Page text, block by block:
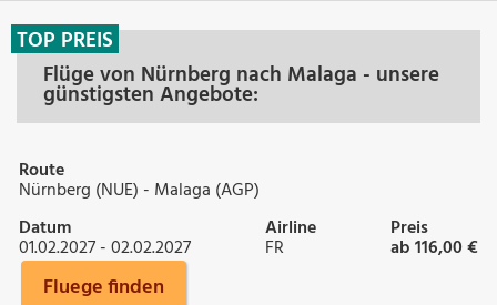
Flüge von Nürnberg nach Malaga - unsere
günstigsten Angebote:
TOP PREIS
Route
Nürnberg (NUE) - Malaga (AGP)
Datum
01.02.2027 - 02.02.2027
Airline
FR
Preis
ab 116,00 €
Fluege finden